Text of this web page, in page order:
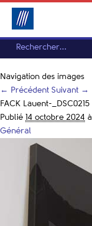
Navigation des images
← Précédent Suivant →
FACK Lauent-_DSC0215
Publié 14 octobre 2024 à
Général